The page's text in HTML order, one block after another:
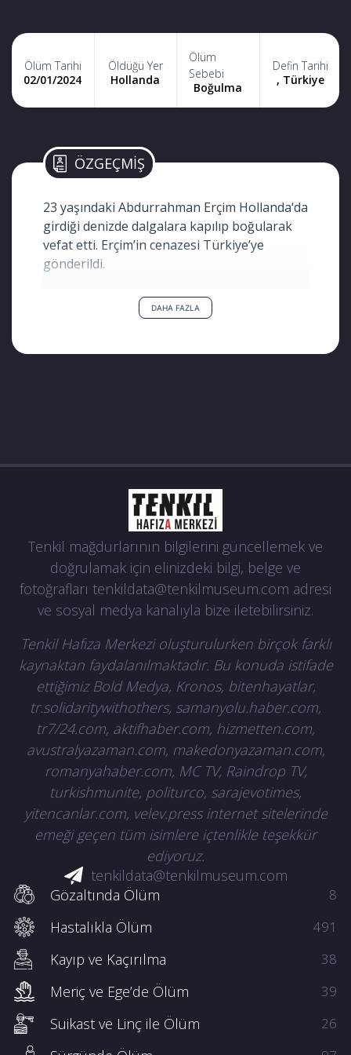
Ölüm Tarihi
02/01/2024
Öldüğü Yer
Hollanda
Ölüm
Sebebi
Boğulma
Defin Tarihi
, Türkiye
ÖZGEÇMİŞ
23 yaşındaki Abdurrahman Erçim Hollanda‘da
girdiği denizde dalgalara kapılıp boğularak
vefat etti. Erçim’in cenazesi Türkiye’ye
gönderildi.
DAHA FAZLA
Tenkil mağdurlarının bilgilerini güncellemek ve
doğrulamak için elinizdeki bilgi, belge ve
fotoğrafları tenkildata@tenkilmuseum.com adresi
ve sosyal medya kanalıyla bize iletebilirsiniz.
Tenkil Hafıza Merkezi oluşturulurken birçok farklı
kaynaktan faydalanılmaktadır. Bu konuda istifade
ettiğimiz Bold Medya, Kronos, bitenhayatlar,
tr.solidaritywithothers, samanyolu.haber.com,
tr7/24.com, aktifhaber.com, hizmetten.com,
avustralyazaman.com, makedonyazaman.com,
romanyahaber.com, MC TV, Raindrop TV,
turkishmunite, politurco, sarajevotimes,
yitencanlar.com, velev.press internet sitelerinde
emeği geçen tüm isimlere içtenlikle teşekkür
ediyoruz.
tenkildata@tenkilmuseum.com
Gözaltında Ölüm
8
Hastalıkla Ölüm 491
Kayıp ve Kaçırılma 38
Meriç ve Ege’de Ölüm 39
Suikast ve Linç ile Ölüm 26